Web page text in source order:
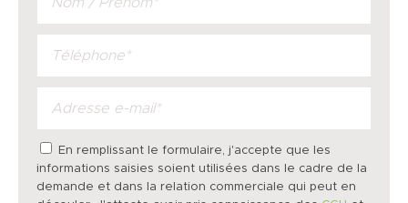
En remplissant le formulaire, j'accepte que les
informations saisies soient utilisées dans le cadre de la
demande et dans la relation commerciale qui peut en